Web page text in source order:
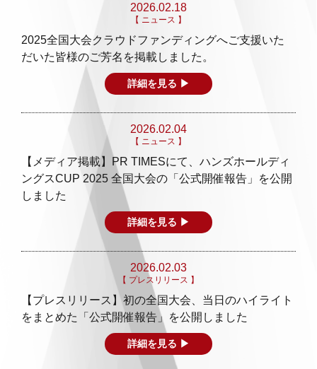
2026.02.18
【 ニュース 】
2025全国大会クラウドファンディングへご支援いた
だいた皆様のご芳名を掲載しました。
詳細を見る ▶
2026.02.04
【 ニュース 】
【メディア掲載】PR TIMESにて、ハンズホールディ
ングスCUP 2025 全国大会の「公式開催報告」を公開
しました
詳細を見る ▶
2026.02.03
【 プレスリリース 】
【プレスリリース】初の全国大会、当日のハイライト
をまとめた「公式開催報告」を公開しました
詳細を見る ▶